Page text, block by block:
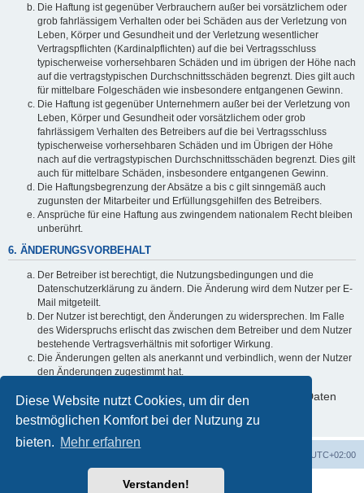
Diese Website nutzt Cookies, um dir den
bestmöglichen Komfort bei der Nutzung zu
bieten. Mehr erfahren
Verstanden!
Die Haftung ist gegenüber Verbrauchern außer bei vorsätzlichem oder
grob fahrlässigem Verhalten oder bei Schäden aus der Verletzung von
Leben, Körper und Gesundheit und der Verletzung wesentlicher
Vertragspflichten (Kardinalpflichten) auf die bei Vertragsschluss
typischerweise vorhersehbaren Schäden und im übrigen der Höhe nach
auf die vertragstypischen Durchschnittsschäden begrenzt. Dies gilt auch
für mittelbare Folgeschäden wie insbesondere entgangenen Gewinn.
Die Haftung ist gegenüber Unternehmern außer bei der Verletzung von
Leben, Körper und Gesundheit oder vorsätzlichem oder grob
fahrlässigem Verhalten des Betreibers auf die bei Vertragsschluss
typischerweise vorhersehbaren Schäden und im Übrigen der Höhe
nach auf die vertragstypischen Durchschnittsschäden begrenzt. Dies gilt
auch für mittelbare Schäden, insbesondere entgangenen Gewinn.
Die Haftungsbegrenzung der Absätze a bis c gilt sinngemäß auch
zugunsten der Mitarbeiter und Erfüllungsgehilfen des Betreibers.
Ansprüche für eine Haftung aus zwingendem nationalem Recht bleiben
unberührt.
6. ÄNDERUNGSVORBEHALT
Der Betreiber ist berechtigt, die Nutzungsbedingungen und die
Datenschutzerklärung zu ändern. Die Änderung wird dem Nutzer per E-
Mail mitgeteilt.
Der Nutzer ist berechtigt, den Änderungen zu widersprechen. Im Falle
des Widerspruchs erlischt das zwischen dem Betreiber und dem Nutzer
bestehende Vertragsverhältnis mit sofortiger Wirkung.
Die Änderungen gelten als anerkannt und verbindlich, wenn der Nutzer
den Änderungen zugestimmt hat.
Informationen über den Umgang mit deinen persönlichen Daten
sind in der Datenschutzerklärung enthalten.
UTC+02:00
Powered byphpBB® Forum Software © phpBB Limited